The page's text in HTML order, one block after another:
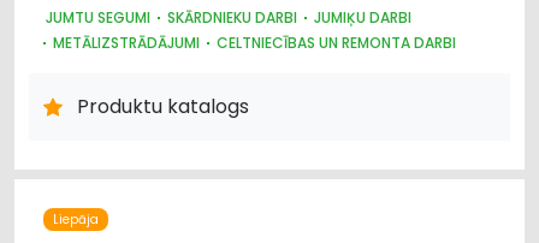
JUMTU SEGUMI SKĀRDNIEKU DARBI
JUMIĶU DARBI
METĀLIZSTRĀDĀJUMI
CELTNIECĪBAS UN REMONTA DARBI
BŪVMATERIĀLU, BŪVKONSTRUKCIJU TIRDZNIECĪBA
DŪMVADI, TO IZGATAVOŠANA, UZSTĀDĪŠANA
Produktu katalogs
Liepāja